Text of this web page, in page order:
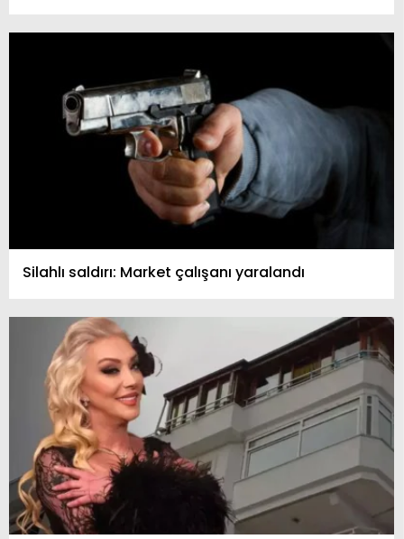
Silahlı saldırı: Market çalışanı yaralandı